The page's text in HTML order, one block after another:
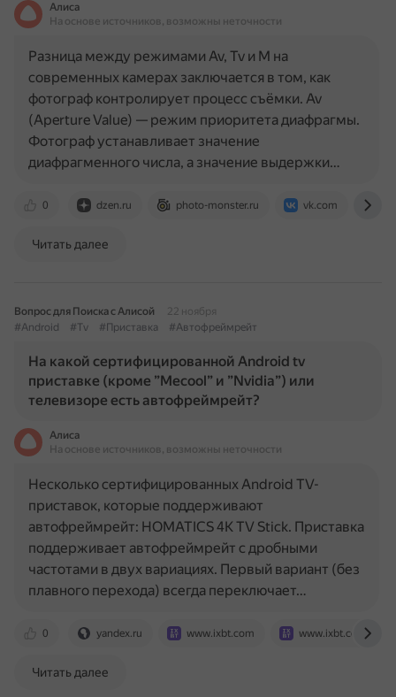
Алиса
На основе источников, возможны неточности
0 dzen.ru photo-monster.ru vk.com
Разница между режимами Av, Tv и M на
современных камерах заключается в том, как
фотограф контролирует процесс съёмки. Av
(Aperture Value) — режим приоритета диафрагмы.
Фотограф устанавливает значение
диафрагменного числа, а значение выдержки…
Читать далее
Вопрос для Поиска с Алисой
22 ноября
#Android
#Tv #Приставка #Автофреймрейт
На какой сертифицированной Android tv
приставке (кроме ”Mecool” и ”Nvidia”) или
телевизоре есть автофреймрейт?
Алиса
На основе источников, возможны неточности
0 yandex.ru www.ixbt.com www.ixbt.com
Несколько сертифицированных Android TV-
приставок, которые поддерживают
автофреймрейт: HOMATICS 4K TV Stick. Приставка
поддерживает автофреймрейт с дробными
частотами в двух вариациях. Первый вариант (без
плавного перехода) всегда переключает…
Читать далее